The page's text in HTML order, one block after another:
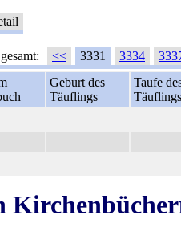
<< 3331 3334
Geburt des
Täuflings
Taufe
Täuflings